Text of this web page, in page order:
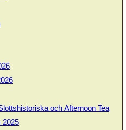
och Afternoon Tea
2025